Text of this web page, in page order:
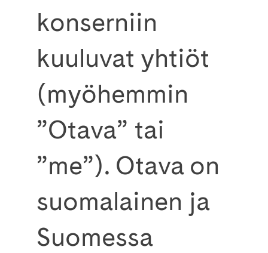
konserniin
kuuluvat yhtiöt
(myöhemmin
”Otava” tai
”me”). Otava on
suomalainen ja
Suomessa